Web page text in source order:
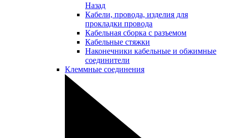
Назад
Кабели, провода, изделия для
прокладки провода
Кабельная сборка с разъемом
Кабельные стяжки
Наконечники кабельные и обжимные
соединители
Клеммные соединения